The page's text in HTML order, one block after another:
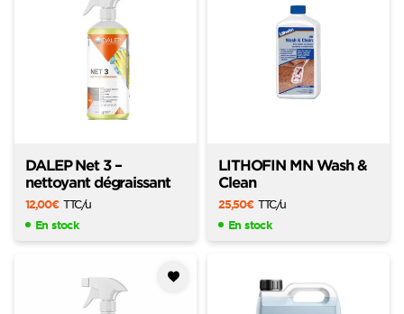
DALEP Net 3 –
nettoyant dégraissant
12,00€ TTC/u
En stock
LITHOFIN MN Wash &
Clean
25,50€ TTC/u
En stock
à mes